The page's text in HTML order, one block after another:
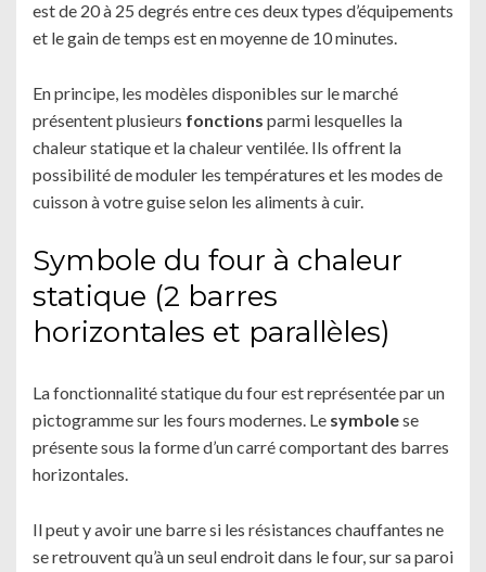
est de 20 à 25 degrés entre ces deux types d’équipements
et le gain de temps est en moyenne de 10 minutes.
En principe, les modèles disponibles sur le marché
présentent plusieurs fonctions parmi lesquelles la
chaleur statique et la chaleur ventilée. Ils offrent la
possibilité de moduler les températures et les modes de
cuisson à votre guise selon les aliments à cuir.
Symbole du four à chaleur
statique (2 barres
horizontales et parallèles)
La fonctionnalité statique du four est représentée par un
pictogramme sur les fours modernes. Le symbolese
présente sous la forme d’un carré comportant des barres
horizontales.
Il peut y avoir une barre si les résistances chauffantes ne
se retrouvent qu’à un seul endroit dans le four, sur sa paroi